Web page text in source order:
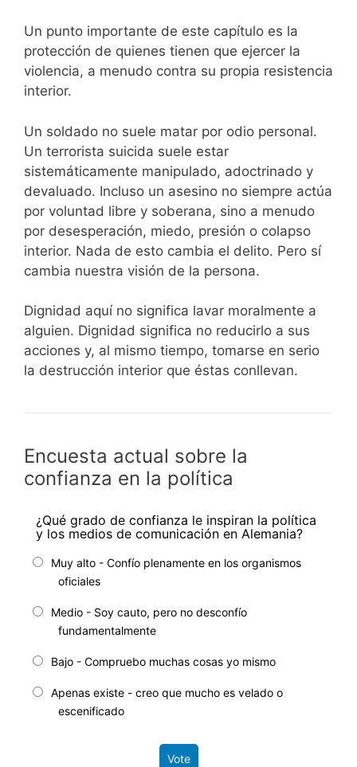
Un punto importante de este capítulo es la
protección de quienes tienen que ejercer la
violencia, a menudo contra su propia resistencia
interior.
Un soldado no suele matar por odio personal.
Un terrorista suicida suele estar
sistemáticamente manipulado, adoctrinado y
devaluado. Incluso un asesino no siempre actúa
por voluntad libre y soberana, sino a menudo
por desesperación, miedo, presión o colapso
interior. Nada de esto cambia el delito. Pero sí
cambia nuestra visión de la persona.
Dignidad aquí no significa lavar moralmente a
alguien. Dignidad significa no reducirlo a sus
acciones y, al mismo tiempo, tomarse en serio
la destrucción interior que éstas conllevan.
Encuesta actual sobre la
confianza en la política
¿Qué grado de confianza le inspiran la política
y los medios de comunicación en Alemania?
Muy alto - Confío plenamente en los organismos
oficiales
Medio - Soy cauto, pero no desconfío
fundamentalmente
Bajo - Compruebo muchas cosas yo mismo
Apenas existe - creo que mucho es velado o
escenificado
Vote